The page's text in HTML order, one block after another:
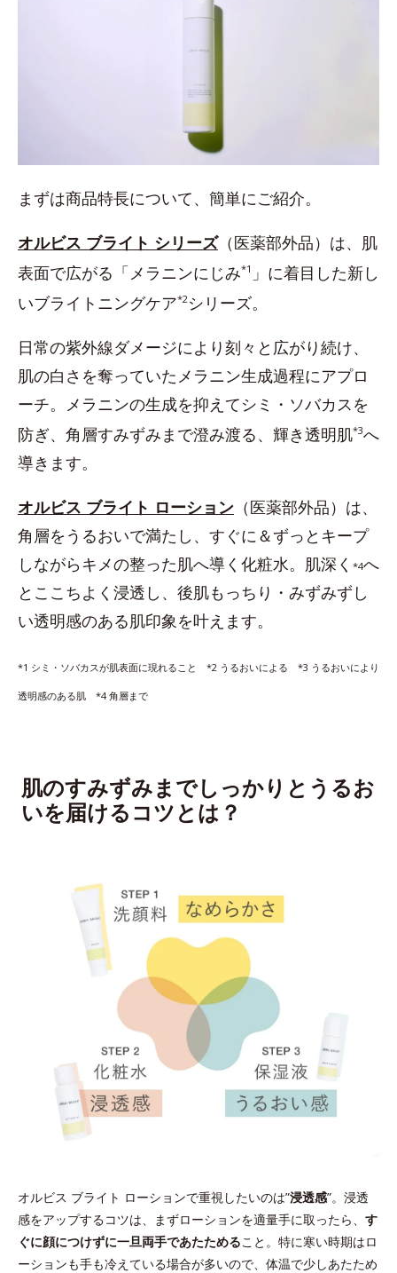
まずは商品特長について、簡単にご紹介。
オルビス ブライト シリーズ（医薬部外品）は、肌
表面で広がる「メラニンにじみ*1 」に着目した新し
いブライトニングケア*2 シリーズ。
日常の紫外線ダメージにより刻々と広がり続け、
肌の白さを奪っていたメラニン生成過程にアプロ
ーチ。メラニンの生成を抑えてシミ・ソバカスを
防ぎ、角層すみずみまで澄み渡る、輝き透明肌*3へ
導きます。
オルビス ブライト ローション （医薬部外品）は、
角層をうるおいで満たし、すぐに＆ずっとキープ
しながらキメの整った肌へ導く化粧水。肌深く *4へ
とここちよく浸透し、後肌もっちり・みずみずし
い透明感のある肌印象を叶えます。
*1 シミ・ソバカスが肌表面に現れること *2 うるおいによる *3 うるおいにより
透明感のある肌 *4 角層まで
肌のすみずみまでしっかりとうるお
いを届けるコツとは？
オルビス ブライト ローションで重視したいのは”浸透感”。浸透
感をアップするコツは、まずローションを適量手に取ったら、 す
ぐに顔につけずに一旦両手であたためること。特に寒い時期はロ
ーションも手も冷えている場合が多いので、体温で少しあたため